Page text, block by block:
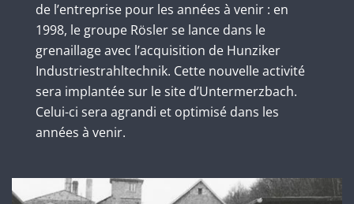
de l’entreprise pour les années à venir : en
1998, le groupe Rösler se lance dans le
grenaillage avec l’acquisition de Hunziker
Industriestrahltechnik. Cette nouvelle activité
sera implantée sur le site d’Untermerzbach.
Celui-ci sera agrandi et optimisé dans les
années à venir.